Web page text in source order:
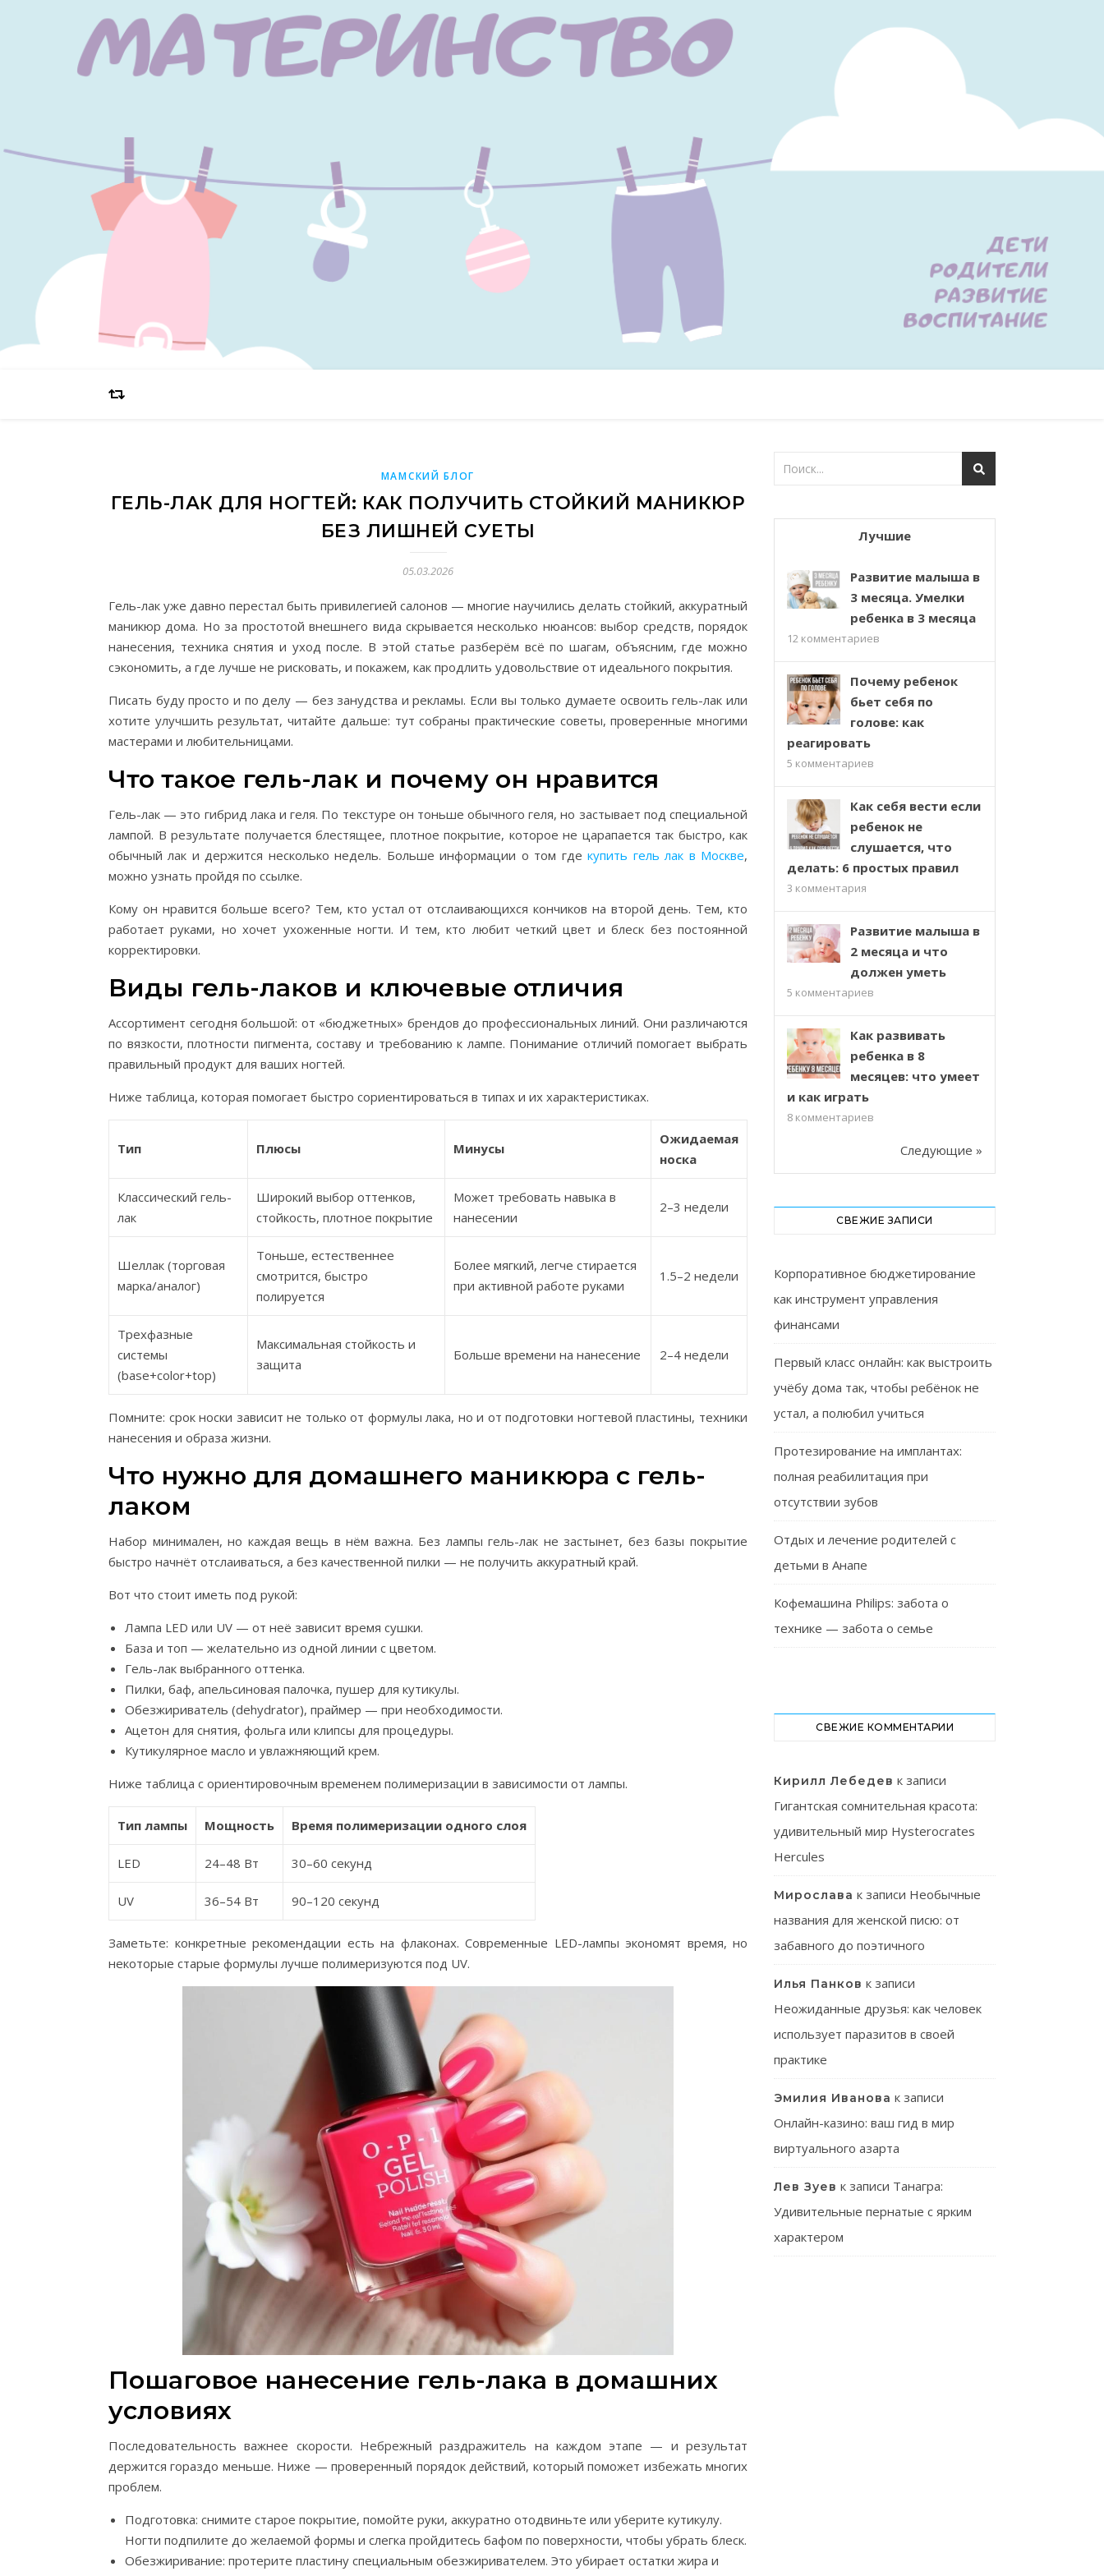
МАМСКИЙ БЛОГ
ГЕЛЬ-ЛАК ДЛЯ НОГТЕЙ: КАК ПОЛУЧИТЬ СТОЙКИЙ МАНИКЮР
БЕЗ ЛИШНЕЙ СУЕТЫ
05.03.2026
Гель-лак уже давно перестал быть привилегией салонов — многие научились делать стойкий, аккуратный
маникюр дома. Но за простотой внешнего вида скрывается несколько нюансов: выбор средств, порядок
нанесения, техника снятия и уход после. В этой статье разберём всё по шагам, объясним, где можно
сэкономить, а где лучше не рисковать, и покажем, как продлить удовольствие от идеального покрытия.
Писать буду просто и по делу — без занудства и рекламы. Если вы только думаете освоить гель-лак или
хотите улучшить результат, читайте дальше: тут собраны практические советы, проверенные многими
мастерами и любительницами.
Что такое гель-лак и почему он нравится
Гель-лак — это гибрид лака и геля. По текстуре он тоньше обычного геля, но застывает под специальной
лампой. В результате получается блестящее, плотное покрытие, которое не царапается так быстро, как
обычный лак и держится несколько недель. Больше информации о том гдекупить гель лак в Москве,
можно узнать пройдя по ссылке.
Кому он нравится больше всего? Тем, кто устал от отслаивающихся кончиков на второй день. Тем, кто
работает руками, но хочет ухоженные ногти. И тем, кто любит четкий цвет и блеск без постоянной
корректировки.
Виды гель-лаков и ключевые отличия
Ассортимент сегодня большой: от «бюджетных» брендов до профессиональных линий. Они различаются
по вязкости, плотности пигмента, составу и требованию к лампе. Понимание отличий помогает выбрать
правильный продукт для ваших ногтей.
Ниже таблица, которая помогает быстро сориентироваться в типах и их характеристиках.
Тип Плюсы Минусы
Ожидаемая
носка
Классический гель-
лак
Широкий выбор оттенков,
стойкость, плотное покрытие
Может требовать навыка в
нанесении
2–3 недели
Шеллак (торговая
марка/аналог)
Тоньше, естественнее
смотрится, быстро
полируется
Более мягкий, легче стирается
при активной работе руками
1.5–2 недели
Трехфазные
системы
(base+color+top)
Максимальная стойкость и
защита
Больше времени на нанесение 2–4 недели
Помните: срок носки зависит не только от формулы лака, но и от подготовки ногтевой пластины, техники
нанесения и образа жизни.
Что нужно для домашнего маникюра с гель-
лаком
Набор минимален, но каждая вещь в нём важна. Без лампы гель-лак не застынет, без базы покрытие
быстро начнёт отслаиваться, а без качественной пилки — не получить аккуратный край.
Вот что стоит иметь под рукой:
Лампа LED или UV — от неё зависит время сушки.
База и топ — желательно из одной линии с цветом.
Гель-лак выбранного оттенка.
Пилки, баф, апельсиновая палочка, пушер для кутикулы.
Обезжириватель (dehydrator), праймер — при необходимости.
Ацетон для снятия, фольга или клипсы для процедуры.
Кутикулярное масло и увлажняющий крем.
Ниже таблица с ориентировочным временем полимеризации в зависимости от лампы.
Тип лампы Мощность Время полимеризации одного слоя
LED 24–48 Вт 30–60 секунд
UV 36–54 Вт 90–120 секунд
Заметьте: конкретные рекомендации есть на флаконах. Современные LED-лампы экономят время, но
некоторые старые формулы лучше полимеризуются под UV.
Пошаговое нанесение гель-лака в домашних
условиях
Последовательность важнее скорости. Небрежный раздражитель на каждом этапе — и результат
держится гораздо меньше. Ниже — проверенный порядок действий, который поможет избежать многих
проблем.
Подготовка: снимите старое покрытие, помойте руки, аккуратно отодвиньте или уберите кутикулу.
Ногти подпилите до желаемой формы и слегка пройдитесь бафом по поверхности, чтобы убрать блеск.
Обезжиривание: протерите пластину специальным обезжиривателем. Это убирает остатки жира и
Лучшие
Развитие малыша в
3 месяца. Умелки
ребенка в 3 месяца
12 комментариев
Почему ребенок
бьет себя по
голове: как
реагировать
5 комментариев
Как себя вести если
ребенок не
слушается, что
делать: 6 простых правил
3 комментария
Развитие малыша в
2 месяца и что
должен уметь
5 комментариев
Как развивать
ребенка в 8
месяцев: что умеет
и как играть
8 комментариев
Следующие »
СВЕЖИЕ ЗАПИСИ
Корпоративное бюджетирование
как инструмент управления
финансами
Первый класс онлайн: как выстроить
учёбу дома так, чтобы ребёнок не
устал, а полюбил учиться
Протезирование на имплантах:
полная реабилитация при
отсутствии зубов
Отдых и лечение родителей с
детьми в Анапе
Кофемашина Philips: забота о
технике — забота о семье
СВЕЖИЕ КОММЕНТАРИИ
Кирилл Лебедев к записи
Гигантская сомнительная красота:
удивительный мир Hysterocrates
Hercules
Мирослава к записи Необычные
названия для женской писю: от
забавного до поэтичного
Илья Панков к записи
Неожиданные друзья: как человек
использует паразитов в своей
практике
Эмилия Иванова к записи
Онлайн-казино: ваш гид в мир
виртуального азарта
Лев Зуев к записи Танагра:
Удивительные пернатые с ярким
характером